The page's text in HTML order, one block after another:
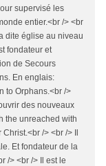
supervisé les
entier.<br /> <br
dite église au niveau
fondateur et
de Secours
En englais:
to Orphans.<br />
des nouveaux
the unreached with
/> <br /> Il
Et fondateur de la
/> <br /> Il est le